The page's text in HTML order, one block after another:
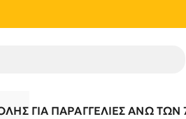
ΓΙΑ ΠΑΡΑΓΓΕΛΊΕΣ ΆΝΩ ΤΩΝ